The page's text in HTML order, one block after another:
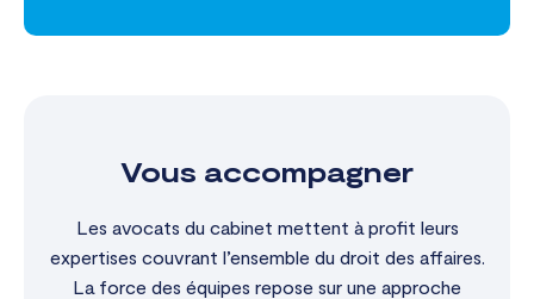
Vous accompagner
Les avocats du cabinet mettent à profit leurs
expertises couvrant l’ensemble du droit des affaires.
La force des équipes repose sur une approche